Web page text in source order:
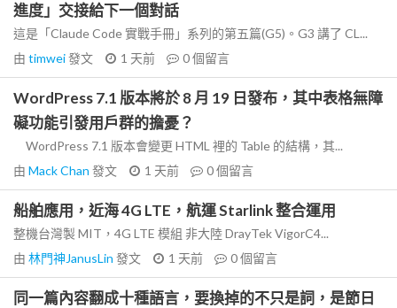
進度」交接給下一個對話
這是「Claude Code 實戰手冊」系列的第五篇(G5)。G3 講了 CL...
由 timwei發文 1 天前 0個留言
WordPress 7.1 版本將於 8 月 19 日發布，其中表格無障
礙功能引發用戶群的擔憂？
WordPress 7.1 版本會變更 HTML 裡的 Table 的結構，其...
由 Mack Chan 發文 1 天前 0個留言
船舶應用，近海 4G LTE，航運 Starlink 整合運用
整機台灣製 MIT，4G LTE 模組 非大陸 DrayTek VigorC4...
由 林門神JanusLin 發文 1 天前 0個留言
同一篇內容翻成十種語言，要換掉的不只是詞，是節日